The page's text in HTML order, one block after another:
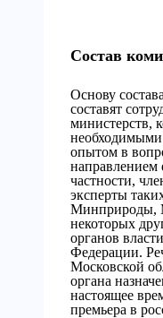
Состав
Основу
составят
министерств,
опытом в
направлением
частности,
эксперты
Минприроды,
некоторых
органов
Федерации.
Московской
органа
настоящее
премьера в